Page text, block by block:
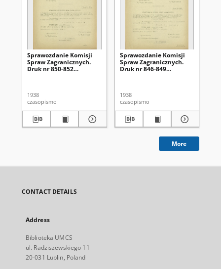
Sprawozdanie Komisji
Spraw Zagranicznych.
Druk nr 850-852
Posiedzenia Sejmu
Rzeczypospolitej z dnia
... (IV Kadencja 1935-
1938)
1938
czasopismo
Sprawozdanie Komisji
Spraw Zagranicznych.
Druk nr 846-849
Posiedzenia Sejmu
Rzeczypospolitej z dnia
... (IV Kadencja 1935-
1938)
1938
czasopismo
More
CONTACT DETAILS
Address
Biblioteka UMCS
ul. Radziszewskiego 11
20-031 Lublin, Poland